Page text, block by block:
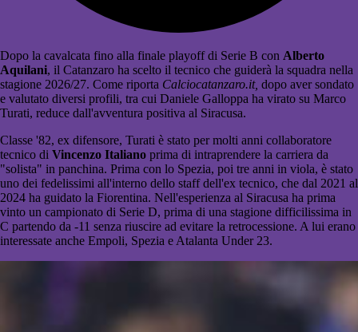
Dopo la cavalcata fino alla finale playoff di Serie B con Alberto
Aquilani, il Catanzaro ha scelto il tecnico che guiderà la squadra nella
stagione 2026/27. Come riporta Calciocatanzaro.it, dopo aver sondato
e valutato diversi profili, tra cui Daniele Galloppa ha virato su Marco
Turati, reduce dall'avventura positiva al Siracusa.
Classe '82, ex difensore, Turati è stato per molti anni collaboratore
tecnico di Vincenzo Italiano prima di intraprendere la carriera da
"solista" in panchina. Prima con lo Spezia, poi tre anni in viola, è stato
uno dei fedelissimi all'interno dello staff dell'ex tecnico, che dal 2021 al
2024 ha guidato la Fiorentina. Nell'esperienza al Siracusa ha prima
vinto un campionato di Serie D, prima di una stagione difficilissima in
C partendo da -11 senza riuscire ad evitare la retrocessione. A lui erano
interessate anche Empoli, Spezia e Atalanta Under 23.